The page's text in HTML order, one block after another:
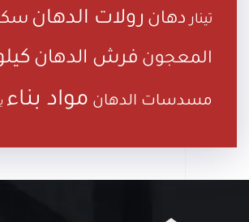
تينار دهان رولات الدهان
المعجون فرش الدهان
مسدسات الدهان مواد بناء